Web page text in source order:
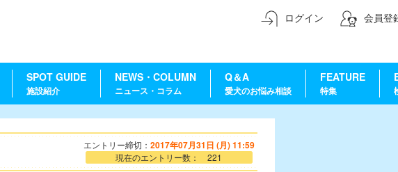
ログイン 会員登
SPOT GUIDE
施設紹介
NEWS・COLUMN
ニュース・コラム
Q＆A
愛犬のお悩み相談
FEATURE
特集
エントリー締切： 2017年07月31日 (月) 11:59
現在のエントリー数： 221